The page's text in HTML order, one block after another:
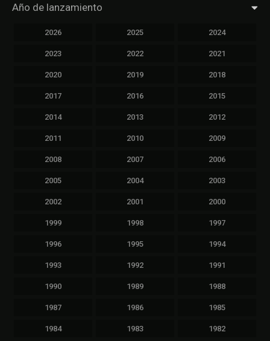
Año de lanzamiento
2026 2025 2024
2023 2022 2021
2020 2019 2018
2017 2016 2015
2014 2013 2012
2011 2010 2009
2008 2007 2006
2005 2004 2003
2002 2001 2000
1999 1998 1997
1996 1995 1994
1993 1992 1991
1990 1989 1988
1987 1986 1985
1984 1983 1982